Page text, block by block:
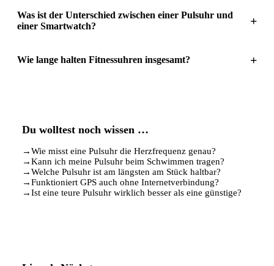
Was ist der Unterschied zwischen einer Pulsuhr und
einer Smartwatch?
+
Wie lange halten Fitnessuhren insgesamt? +
Du wolltest noch wissen …
→Wie misst eine Pulsuhr die Herzfrequenz genau?
→Kann ich meine Pulsuhr beim Schwimmen tragen?
→Welche Pulsuhr ist am längsten am Stück haltbar?
→Funktioniert GPS auch ohne Internetverbindung?
→Ist eine teure Pulsuhr wirklich besser als eine günstige?